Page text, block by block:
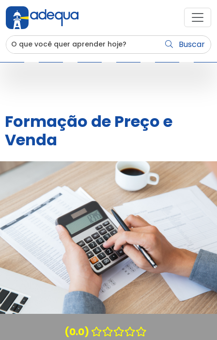
Buscar
Formação de Preço e
Venda
(0.0)